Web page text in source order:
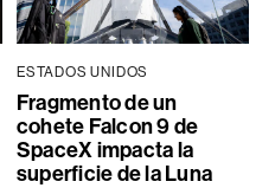
ESTADOS UNIDOS
Fragmento de un
cohete Falcon 9 de
SpaceX impacta la
superficie de la Luna